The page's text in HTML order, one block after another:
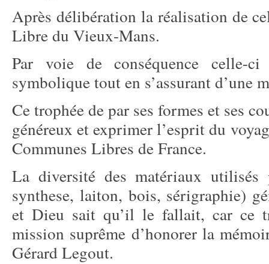
Après délibération la réalisation de
Libre du Vieux-Mans.
Par voie de conséquence celle-
symbolique tout en s’assurant d’une
Ce trophée de par ses formes et ses
généreux et exprimer l’esprit du
Communes Libres de France.
La diversité des matériaux
synthese, laiton, bois, sérigraphie)
et Dieu sait qu’il le fallait, car ce
mission suprême d’honorer la
Gérard Legout.